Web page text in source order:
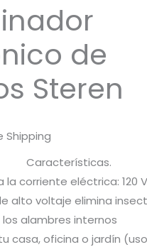
de
Steren
Shipping
Características.
corriente eléctrica: 120
alto voltaje elimina
alambres internos
casa, oficina o jardín